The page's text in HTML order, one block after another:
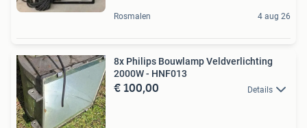
Rosmalen 4 aug 26
8x Philips Bouwlamp Veldverlichting
2000W - HNF013
€ 100,00 Details